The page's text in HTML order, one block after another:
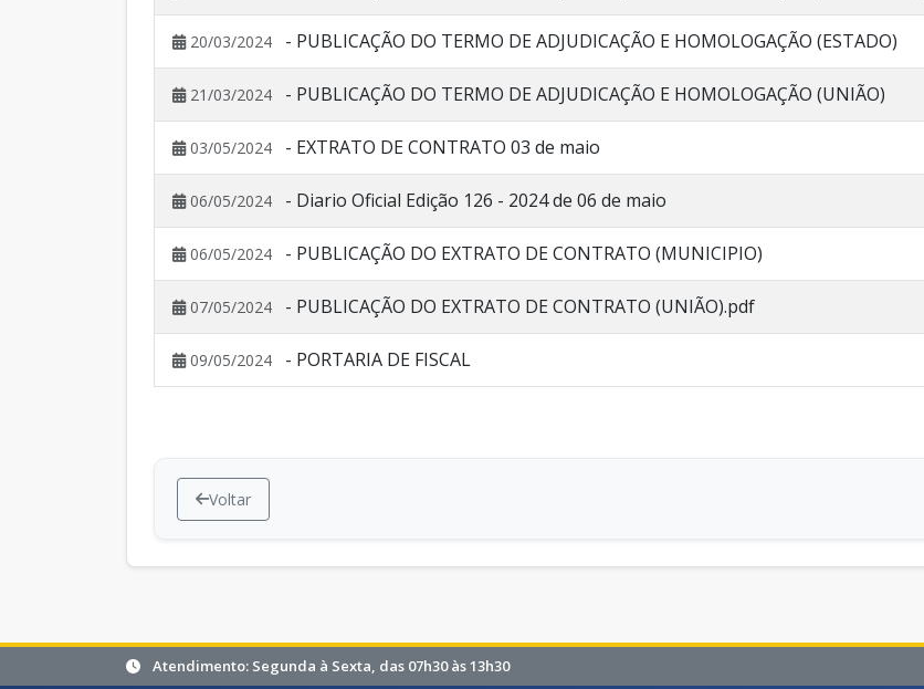
20/03/2024 - PUBLICAÇÃO DO TERMO DE ADJUDICAÇÃO E HOMOLOGAÇÃO (ESTADO)
21/03/2024 - PUBLICAÇÃO DO TERMO DE ADJUDICAÇÃO E HOMOLOGAÇÃO (UNIÃO)
03/05/2024 - EXTRATO DE CONTRATO 03 de maio
06/05/2024 - Diario Oficial Edição 126 - 2024 de 06 de maio
06/05/2024 - PUBLICAÇÃO DO EXTRATO DE CONTRATO (MUNICIPIO)
07/05/2024 - PUBLICAÇÃO DO EXTRATO DE CONTRATO (UNIÃO).pdf
09/05/2024 - PORTARIA DE FISCAL
Voltar
Atendimento: Segunda à Sexta, das 07h30 às 13h30